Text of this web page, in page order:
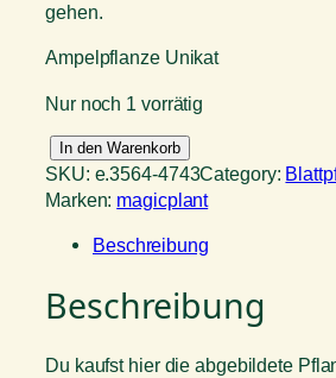
gehen.
Ampelpflanze Unikat
Nur noch 1 vorrätig
o
y
y
t
In den Warenkorb
SKU: e.3564-4743Category:
Marken: magicplant
Beschreibung
Beschreibung
Du kaufst hier die abgebildete